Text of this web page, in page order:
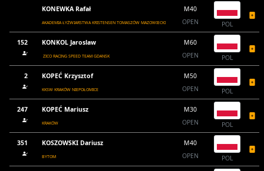
KONEWKA Rafał
AKADEMIA ŁYŻWIARSTWA KRISTENSEN TOMASZÓW MAZOWIECKI
M40
OPEN
POL
152 KONKOL Jaroslaw
ZICO RACING SPEED TEAM GDANSK
M60
OPEN
POL
2 KOPEĆ Krzysztof
KKSW KRAKÓW NIEPOŁOMICE
M50
OPEN
POL
247 KOPEĆ Mariusz
KRAKÓW
M30
OPEN
POL
351 KOSZOWSKI Dariusz
BYTOM
M40
OPEN
POL